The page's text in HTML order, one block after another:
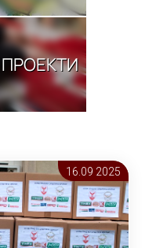
ПРОЕКТИ
16.09 2025